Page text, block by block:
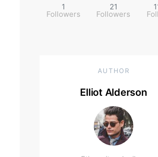
1
Followers
21
Followers
AUTHOR
Elliot Alderson